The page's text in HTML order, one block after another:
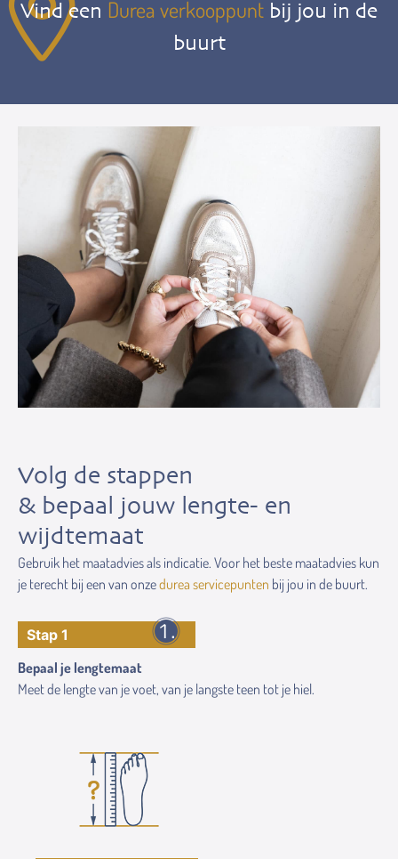
Vind een Durea verkooppunt bij jou in de
buurt
Volg de stappen
& bepaal jouw lengte- en
wijdtemaat
Gebruik het maatadvies als indicatie. Voor het beste maatadvies kun
je terecht bij een van onzedurea servicepunten bij jou in de buurt.
Stap 1
Bepaal je lengtemaat
Meet de lengte van je voet, van je langste teen tot je hiel.